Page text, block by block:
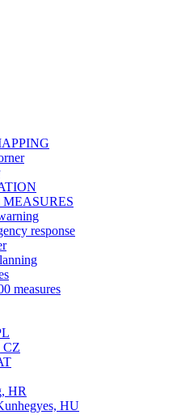
response
measures
CZ
HR
HU